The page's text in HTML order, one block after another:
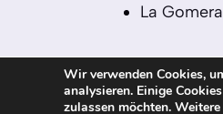
La Gomera
© 2026 kanaren-
Wir verwenden Cookies,
analysieren. Einige
zulassen möchten.